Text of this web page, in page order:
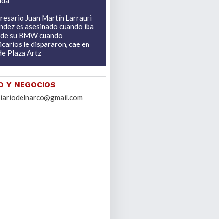
Juan Martín Larrauri
es asesinado cuando iba
su BMW cuando
le dispararon, cae en
Plaza Artz
Y NEGOCIOS